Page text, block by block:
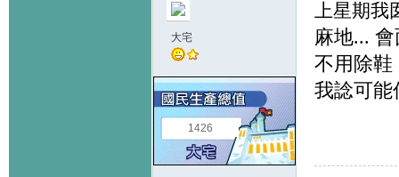
大宅
1426
上星期
麻地...
不用除鞋
我諗可能